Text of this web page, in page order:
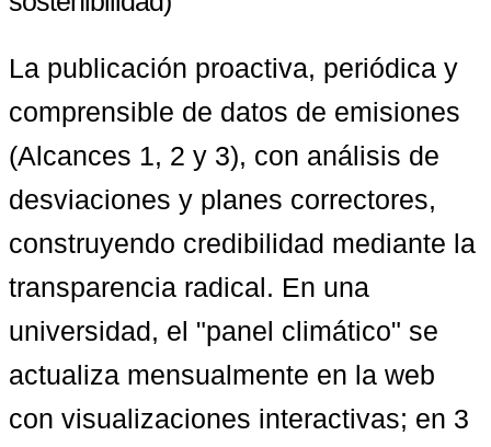
La publicación proactiva, periódica y
comprensible de datos de emisiones
(Alcances 1, 2 y 3), con análisis de
desviaciones y planes correctores,
construyendo credibilidad mediante la
transparencia radical. En una
universidad, el "panel climático" se
actualiza mensualmente en la web
con visualizaciones interactivas; en 3